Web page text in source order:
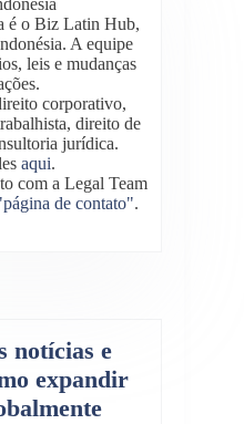
é o Biz Latin Hub,
A equipe
leis e mudanças
corporativo,
direito de
jurídica.
aqui.
com a Legal Team
de contato".
notícias e
expandir